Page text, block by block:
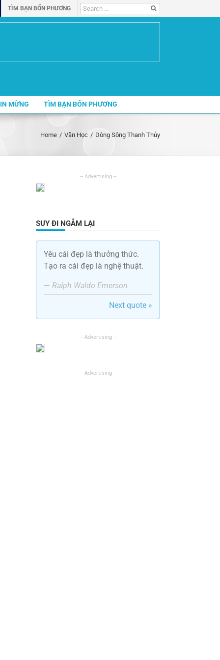
TÌM BẠN BỐN PHƯƠNG
Search
for:
MỪNG TÌM BẠN BỐN PHƯƠNG
Home / Văn Học / Dòng Sông Thanh Thủy
SUY ĐI NGẪM LẠI
Yêu cái đẹp là thưởng thức.
Tạo ra cái đẹp là nghệ thuật.
— Ralph Waldo Emerson
Next quote »